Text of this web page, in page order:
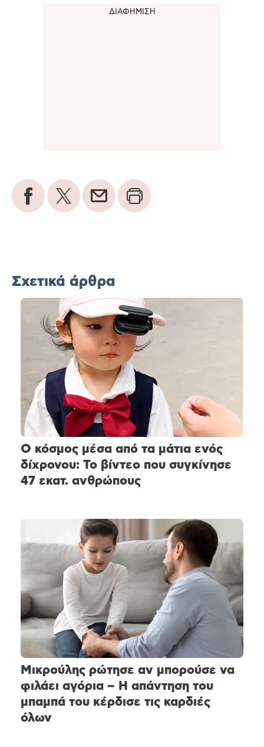
Σχετικά άρθρα
Ο κόσμος μέσα από τα μάτια ενός
δίχρονου: Το βίντεο που συγκίνησε
47 εκατ. ανθρώπους
Μικρούλης ρώτησε αν μπορούσε να
φιλάει αγόρια – Η απάντηση του
μπαμπά του κέρδισε τις καρδιές
όλων